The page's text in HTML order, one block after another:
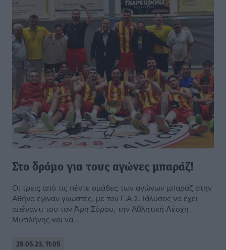
Στο δρόμο για τους αγώνες μπαράζ!
Οι τρεις από τις πέντε ομάδες των αγώνων μπαράζ στην
Αθήνα έγιναν γνωστές, με τον Γ.Α.Σ. Ιάλυσος να έχει
απέναντι του τον Άρη Σύρου, την Αθλητική Λέσχη
Μυτιλήνης και να ...
29.05.23, 11:05